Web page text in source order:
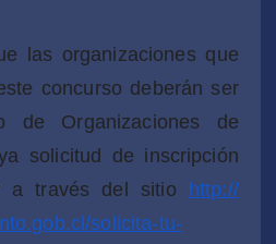
las organizaciones que
concurso deberán ser
de Organizaciones de
solicitud de inscripción
a través del sitio
http://
solicita-tu-